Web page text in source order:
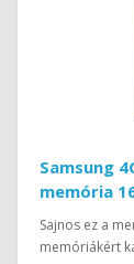
Samsung
memória
Sajnos ez a
memóriákért